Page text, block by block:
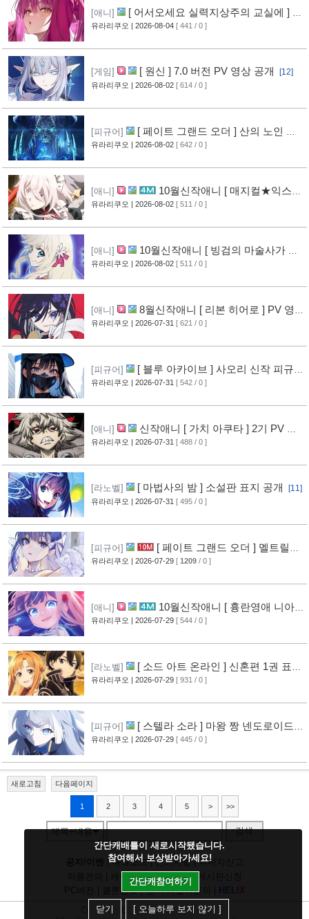
[애니]
[ 어서오세요 실력지상주의 교실에 ] 블
루레이 VOL.2 표지 공개 [7]
유라리쿠오 | 2026-08-04 [ 441 / 0 ]
[게임] [ 원신 ] 7.0 버전 PV 영상 공개 [12]
유라리쿠오 | 2026-08-02 [ 614 / 0 ]
[피규어]
[ 페이트 그랜드 오더 ] 산의 노인 신
작 피규어 공개 [16]
유라리쿠오 | 2026-08-02 [ 642 / 0 ]
[애니]
10월신작애니 [ 매지컬★익스플
로러 ] PV 영상 공개 [11]
유라리쿠오 | 2026-08-02 [ 511 / 0 ]
[애니]
10월신작애니 [ 빙검의 마술사가 세
계를 다스린다 ] 2기 PV 영상 공개
유라리쿠오 | 2026-08-02 [ 511 / 0 ]
[애니]
8월신작애니 [ 리본 히어로 ] PV 영
상 공개
[11]
유라리쿠오 | 2026-07-31 [ 621 / 0 ]
[피규어]
[ 블루 아카이브 ] 사오리 신작 피규어
공개 [10]
유라리쿠오 | 2026-07-31 [ 542 / 0 ]
[애니]
신작애니 [ 가치 아쿠타 ] 2기 PV 영
상 공개
[13]
유라리쿠오 | 2026-07-31 [ 488 / 0 ]
[라노벨] [ 마법사의 밤 ] 소설판 표지 공개 [11]
유라리쿠오 | 2026-07-31 [ 495 / 0 ]
[피규어]
[ 페이트 그랜드 오더 ] 멜트릴리
스 신작 피규어 공개 [12]
유라리쿠오 | 2026-07-29 [ 1209 / 0 ]
[애니]
10월신작애니 [ 흉란영애 니아
리스톤 ] PV 영상 공개 [13]
유라리쿠오 | 2026-07-29 [ 544 / 0 ]
[라노벨]
[ 소드 아트 온라인 ] 신혼편 1권 표지
공개 [16]
유라리쿠오 | 2026-07-29 [ 931 / 0 ]
[피규어]
[ 스텔라 소라 ] 마왕 짱 넨도로이드
공개 [10]
유라리쿠오 | 2026-07-29 [ 445 / 0 ]
새로고침 다음페이지
1 2 3 4 5 > >>
제목+내용 검색
|다크모드|건의사항|이미지신고
캐릭건의|기타디비|
클론신고|정지/패널티문의 H
X
Copyright
CHUINGCommunications.
간단캐배틀이 새로시작됐습니다.
참여해서 보상받아가세요!
간단캐참여하기
닫기 [ 오늘하루 보지 않기 ]